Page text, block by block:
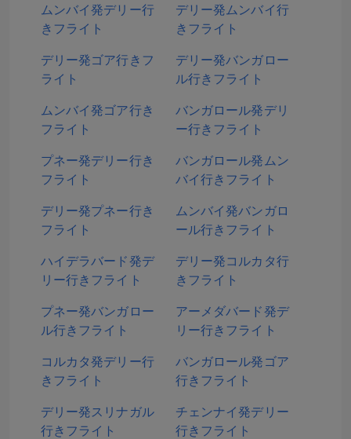
ムンバイ発デリー行
きフライト
デリー発ムンバイ行
きフライト
デリー発ゴア行きフ
ライト
デリー発バンガロー
ル行きフライト
ムンバイ発ゴア行き
フライト
バンガロール発デリ
ー行きフライト
プネー発デリー行き
フライト
バンガロール発ムン
バイ行きフライト
デリー発プネー行き
フライト
ムンバイ発バンガロ
ール行きフライト
ハイデラバード発デ
リー行きフライト
デリー発コルカタ行
きフライト
プネー発バンガロー
ル行きフライト
アーメダバード発デ
リー行きフライト
コルカタ発デリー行
きフライト
バンガロール発ゴア
行きフライト
デリー発スリナガル
行きフライト
チェンナイ発デリー
行きフライト